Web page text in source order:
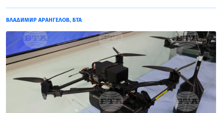
ВЛАДИМИР АРАНГЕЛОВ, БТА